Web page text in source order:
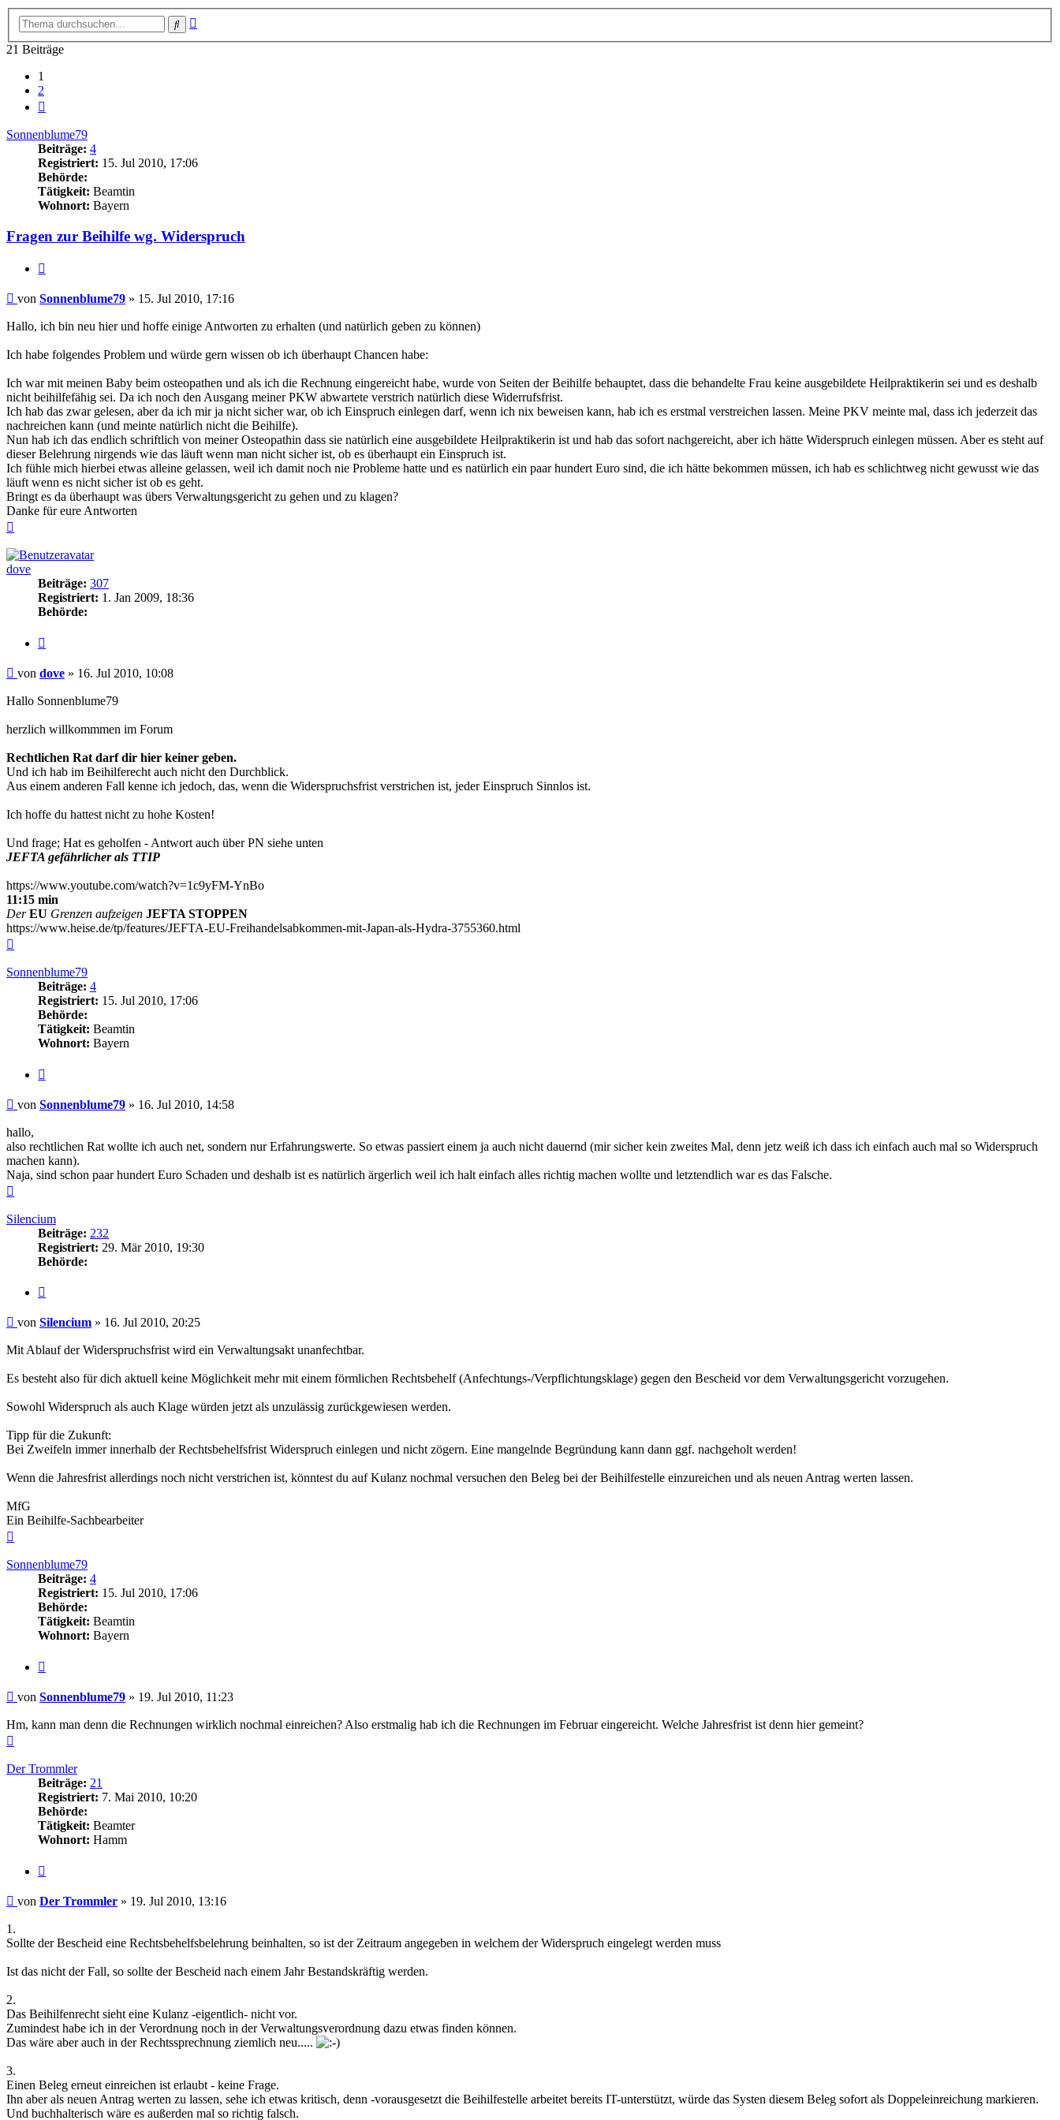
Suche
21 Beiträge
1
2
Sonnenblume79
Beiträge: 4
Registriert: 15. Jul 2010, 17:06
Behörde:
Tätigkeit: Beamtin
Wohnort: Bayern
Fragen zur Beihilfe wg. Widerspruch
Beitrag
von Sonnenblume79 » 15. Jul 2010, 17:16
Hallo, ich bin neu hier und hoffe einige Antworten zu erhalten (und natürlich geben zu können)
Ich habe folgendes Problem und würde gern wissen ob ich überhaupt Chancen habe:
Ich war mit meinen Baby beim osteopathen und als ich die Rechnung eingereicht habe, wurde von Seiten der Beihilfe behauptet, dass die behandelte Frau keine ausgebildete Heilpraktikerin sei und es deshalb
nicht beihilfefähig sei. Da ich noch den Ausgang meiner PKW abwartete verstrich natürlich diese Widerrufsfrist.
Ich hab das zwar gelesen, aber da ich mir ja nicht sicher war, ob ich Einspruch einlegen darf, wenn ich nix beweisen kann, hab ich es erstmal verstreichen lassen. Meine PKV meinte mal, dass ich jederzeit das
nachreichen kann (und meinte natürlich nicht die Beihilfe).
Nun hab ich das endlich schriftlich von meiner Osteopathin dass sie natürlich eine ausgebildete Heilpraktikerin ist und hab das sofort nachgereicht, aber ich hätte Widerspruch einlegen müssen. Aber es steht auf
dieser Belehrung nirgends wie das läuft wenn man nicht sicher ist, ob es überhaupt ein Einspruch ist.
Ich fühle mich hierbei etwas alleine gelassen, weil ich damit noch nie Probleme hatte und es natürlich ein paar hundert Euro sind, die ich hätte bekommen müssen, ich hab es schlichtweg nicht gewusst wie das
läuft wenn es nicht sicher ist ob es geht.
Bringt es da überhaupt was übers Verwaltungsgericht zu gehen und zu klagen?
Danke für eure Antworten
dove
Beiträge: 307
Registriert: 1. Jan 2009, 18:36
Behörde:
Beitrag
von dove » 16. Jul 2010, 10:08
Hallo Sonnenblume79
herzlich willkommmen im Forum
Rechtlichen Rat darf dir hier keiner geben.
Und ich hab im Beihilferecht auch nicht den Durchblick.
Aus einem anderen Fall kenne ich jedoch, das, wenn die Widerspruchsfrist verstrichen ist, jeder Einspruch Sinnlos ist.
Ich hoffe du hattest nicht zu hohe Kosten!
Und frage; Hat es geholfen - Antwort auch über PN siehe unten
JEFTA gefährlicher als TTIP
https://www.youtube.com/watch?v=1c9yFM-YnBo
11:15 min
Der EU Grenzen aufzeigen JEFTA STOPPEN
https://www.heise.de/tp/features/JEFTA-EU-Freihandelsabkommen-mit-Japan-als-Hydra-3755360.html
Sonnenblume79
Beiträge: 4
Registriert: 15. Jul 2010, 17:06
Behörde:
Tätigkeit: Beamtin
Wohnort: Bayern
Beitrag
von Sonnenblume79 » 16. Jul 2010, 14:58
hallo,
also rechtlichen Rat wollte ich auch net, sondern nur Erfahrungswerte. So etwas passiert einem ja auch nicht dauernd (mir sicher kein zweites Mal, denn jetz weiß ich dass ich einfach auch mal so Widerspruch
machen kann).
Naja, sind schon paar hundert Euro Schaden und deshalb ist es natürlich ärgerlich weil ich halt einfach alles richtig machen wollte und letztendlich war es das Falsche.
Silencium
Beiträge: 232
Registriert: 29. Mär 2010, 19:30
Behörde:
Beitrag
von Silencium » 16. Jul 2010, 20:25
Mit Ablauf der Widerspruchsfrist wird ein Verwaltungsakt unanfechtbar.
Es besteht also für dich aktuell keine Möglichkeit mehr mit einem förmlichen Rechtsbehelf (Anfechtungs-/Verpflichtungsklage) gegen den Bescheid vor dem Verwaltungsgericht vorzugehen.
Sowohl Widerspruch als auch Klage würden jetzt als unzulässig zurückgewiesen werden.
Tipp für die Zukunft:
Bei Zweifeln immer innerhalb der Rechtsbehelfsfrist Widerspruch einlegen und nicht zögern. Eine mangelnde Begründung kann dann ggf. nachgeholt werden!
Wenn die Jahresfrist allerdings noch nicht verstrichen ist, könntest du auf Kulanz nochmal versuchen den Beleg bei der Beihilfestelle einzureichen und als neuen Antrag werten lassen.
MfG
Ein Beihilfe-Sachbearbeiter
Sonnenblume79
Beiträge: 4
Registriert: 15. Jul 2010, 17:06
Behörde:
Tätigkeit: Beamtin
Wohnort: Bayern
Beitrag
von Sonnenblume79 » 19. Jul 2010, 11:23
Hm, kann man denn die Rechnungen wirklich nochmal einreichen? Also erstmalig hab ich die Rechnungen im Februar eingereicht. Welche Jahresfrist ist denn hier gemeint?
Der Trommler
Beiträge: 21
Registriert: 7. Mai 2010, 10:20
Behörde:
Tätigkeit: Beamter
Wohnort: Hamm
Beitrag
von Der Trommler » 19. Jul 2010, 13:16
1.
Sollte der Bescheid eine Rechtsbehelfsbelehrung beinhalten, so ist der Zeitraum angegeben in welchem der Widerspruch eingelegt werden muss
Ist das nicht der Fall, so sollte der Bescheid nach einem Jahr Bestandskräftig werden.
2.
Das Beihilfenrecht sieht eine Kulanz -eigentlich- nicht vor.
Zumindest habe ich in der Verordnung noch in der Verwaltungsverordnung dazu etwas finden können.
Das wäre aber auch in der Rechtssprechnung ziemlich neu.....
3.
Einen Beleg erneut einreichen ist erlaubt - keine Frage.
Ihn aber als neuen Antrag werten zu lassen, sehe ich etwas kritisch, denn -vorausgesetzt die Beihilfestelle arbeitet bereits IT-unterstützt, würde das Systen diesem Beleg sofort als Doppeleinreichung markieren.
Und buchhalterisch wäre es außerden mal so richtig falsch.